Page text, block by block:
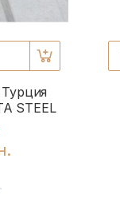
STEEL